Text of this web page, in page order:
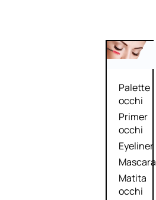
Palette
occhi
Primer
occhi
Eyeliner
Mascara
Matita
occhi